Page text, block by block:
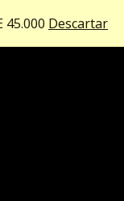
45.000 Descartar